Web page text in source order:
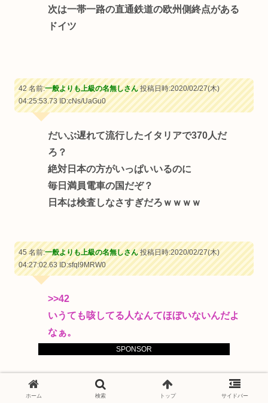
SPONSOR
次は一帯一路の直通鉄道の欧州側終点がある
ドイツ
42 名前:一般よりも上級の名無しさん投稿日時:2020/02/27(木)
04:25:53.73ID:cNs/UaGu0
だいぶ遅れて流行したイタリアで370人だ
ろ？
絶対日本の方がいっぱいいるのに
毎日満員電車の国だぞ？
日本は検査しなさすぎだろｗｗｗｗ
45 名前:一般よりも上級の名無しさん投稿日時:2020/02/27(木)
04:27:02.63ID:sfql9MRW0
>>42
いうても咳してる人なんてほぼいないんだよ
なぁ。
日本人、何人か抗体持ってる説
54 名前: 一般よりも上級の名無しさん 投稿日時:2020/02/27(木)
ホーム 検索 トップ サイドバー